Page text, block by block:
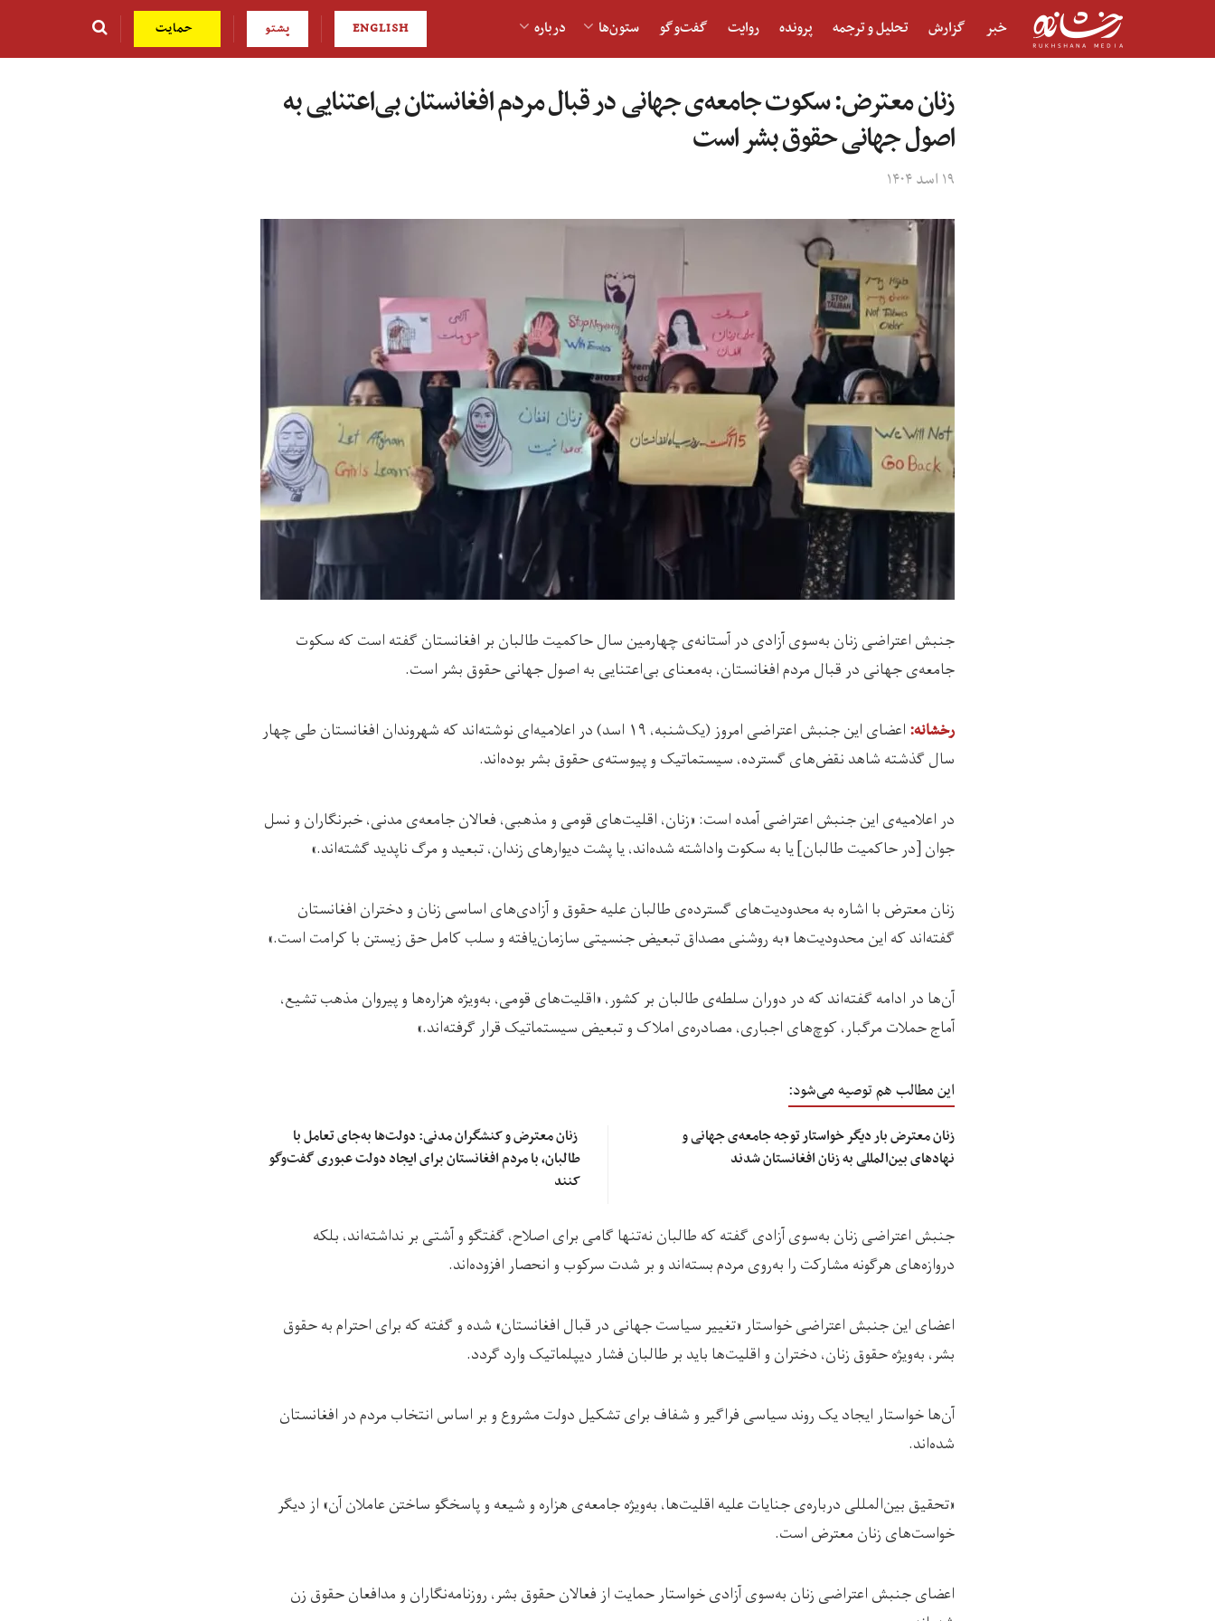
خبر گزارش تحلیل و ترجمه پرونده روایت گفت‌و‎گو ستون‌ها درباره ENGLISH پشتو حمایت
زنان معترض: سکوت جامعه‌ی جهانی در قبال مردم افغانستان بی‌اعتنایی به
اصول جهانی حقوق بشر است
۱۹ اسد ۱۴۰۴
جنبش اعتراضی زنان به‌سوی آزادی در آستانه‌ی چهارمین سال حاکمیت طالبان بر افغانستان گفته است که سکوت
جامعه‌ی جهانی در قبال مردم افغانستان، به‌معنای بی‌اعتنایی به اصول جهانی حقوق بشر است.
رخشانه:
اعضای این جنبش اعتراضی امروز (یک‌شنبه، ۱۹ اسد) در اعلامیه‌‌ای نوشته‌اند که شهروندان افغانستان طی چهار
سال گذشته شاهد نقض‌های گسترده، سیستماتیک و پیوسته‌ی حقوق بشر بوده‌اند.
در اعلامیه‌‌ی این جنبش اعتراضی آمده است: «زنان، اقلیت‌های قومی و مذهبی، فعالان جامعه‌ی مدنی، خبرنگاران و نسل
جوان [در حاکمیت طالبان] یا به سکوت واداشته شده‌اند، یا پشت دیوارهای زندان، تبعید و مرگ ناپدید گشته‌اند.»
زنان معترض با اشاره به محدودیت‌های گسترده‌ی طالبان علیه حقوق و آزادی‌های اساسی زنان و دختران افغانستان
گفته‌اند که این محدودیت‌ها «به‌ روشنی مصداق تبعیض جنسیتی سازمان‌یافته و سلب کامل حق زیستن با کرامت است.»
آن‌ها در ادامه گفته‌اند که در دوران سلطه‌ی طالبان بر کشور، «اقلیت‌های قومی، به‌ویژه هزاره‌ها و پیروان مذهب تشیع،
آماج حملات مرگبار، کوچ‌های اجباری، مصادره‌ی املاک و تبعیض سیستماتیک قرار گرفته‌اند.»
این مطالب هم توصیه می‌شود:
زنان معترض بار دیگر خواستار توجه جامعه‌ی جهانی و
نهادهای بین‌المللی به زنان افغانستان شدند
زنان معترض و کنشگران مدنی: دولت‌ها به‌جای تعامل با
طالبان، با مردم افغانستان برای ایجاد دولت عبوری گفت‌وگو
کنند
جنبش اعتراضی زنان به‌سوی آزادی گفته که طالبان نه‌تنها گامی برای اصلاح، گفتگو و آشتی بر نداشته‌‌اند، بلکه
دروازه‌های هرگونه مشارکت را به‌روی مردم بسته‌اند و بر شدت سرکوب و انحصار افزوده‌اند.
اعضای این جنبش اعتراضی خواستار «تغییر سیاست جهانی در قبال افغانستان» شده و گفته که برای احترام به حقوق
بشر، به‌ویژه حقوق زنان، دختران و اقلیت‌ها باید بر طالبان فشار دیپلماتیک وارد گردد.
آن‌ها خواستار ایجاد یک روند سیاسی فراگیر و شفاف برای تشکیل دولت مشروع و بر اساس انتخاب مردم در افغانستان
شده‌اند.
«تحقیق بین‌المللی درباره‌ی جنایات علیه اقلیت‌ها، به‌ویژه جامعه‌ی هزاره و شیعه و پاسخگو ساختن عاملان آن» از دیگر
خواست‌های زنان معترض است.
اعضای جنبش اعتراضی زنان به‌سوی آزادی خواستار حمایت از فعالان حقوق بشر، روزنامه‌نگاران و مدافعان حقوق زن